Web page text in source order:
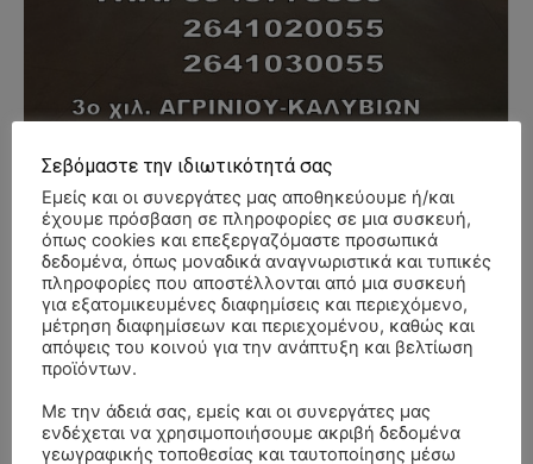
- Advertisment -
Σεβόμαστε την ιδιωτικότητά σας
Εμείς και οι συνεργάτες μας αποθηκεύουμε ή/και
έχουμε πρόσβαση σε πληροφορίες σε μια συσκευή,
όπως cookies και επεξεργαζόμαστε προσωπικά
δεδομένα, όπως μοναδικά αναγνωριστικά και τυπικές
πληροφορίες που αποστέλλονται από μια συσκευή
για εξατομικευμένες διαφημίσεις και περιεχόμενο,
μέτρηση διαφημίσεων και περιεχομένου, καθώς και
απόψεις του κοινού για την ανάπτυξη και βελτίωση
προϊόντων.
Με την άδειά σας, εμείς και οι συνεργάτες μας
ενδέχεται να χρησιμοποιήσουμε ακριβή δεδομένα
γεωγραφικής τοποθεσίας και ταυτοποίησης μέσω